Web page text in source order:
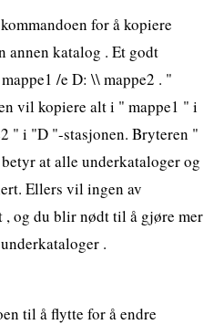
for å kopiere
annen katalog . Et godt
/e D: \\ mappe2 . "
vil kopiere alt i " mappe1 " i
" i "D "-stasjonen. Bryteren "
at alle underkataloger og
Ellers vil ingen av
og du blir nødt til å gjøre mer
.
til å flytte for å endre